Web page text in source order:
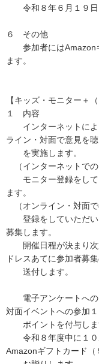
令和８年６月１９日
６ その他
参加者にはAmazon
ます。
【キッズ・モニター＋（
１ 内容
インターネットによ
ライン・対面で意見を
を実施します。
（インターネットでの
モニター登録をして
ます。
（オンライン・対面で
登録をしていただい
募集します。
開催日程が決まり次
ドレスあてに参加者募
送付します。
電子アンケートへの
対面イベントへの参加
ポイントを付与しま
令和８年度中に１０
Amazonギフトカード（